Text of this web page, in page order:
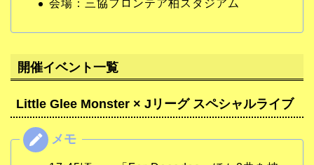
会場：三協フロンテア柏スタジアム
開催イベント一覧
Little Glee Monster × Jリーグ スペシャルライブ